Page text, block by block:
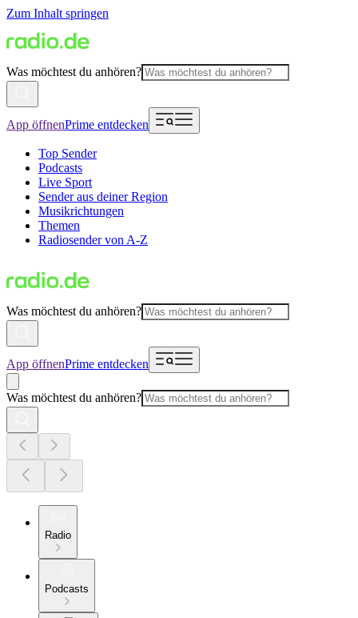
Zum Inhalt springen
Was möchtest du anhören?
App öffnenPrime entdecken
Top Sender
Podcasts
Live Sport
Sender aus deiner Region
Musikrichtungen
Themen
Radiosender von A-Z
Was möchtest du anhören?
App öffnenPrime entdecken
Was möchtest du anhören?
Radio
Podcasts